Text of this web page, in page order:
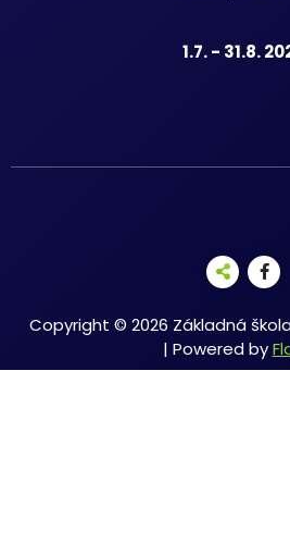
1.7. - 31.8.
Copyright © 2026 Základná
| Powered by